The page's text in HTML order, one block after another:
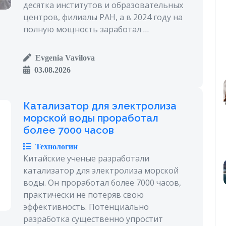
десятка институтов и образовательных
центров, филиалы РАН, а в 2024 году на
полную мощность заработал …
Evgenia Vavilova
03.08.2026
Катализатор для электролиза
морской воды проработал
более 7000 часов
Технологии
Китайские ученые разработали
катализатор для электролиза морской
воды. Он проработал более 7000 часов,
практически не потеряв свою
эффективность. Потенциально
разработка существенно упростит